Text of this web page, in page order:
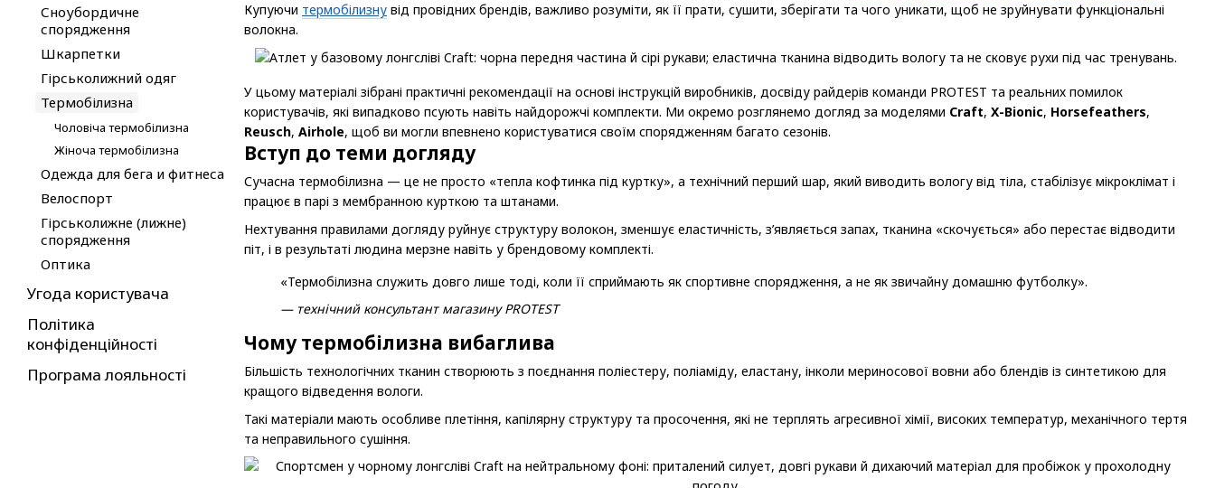
Купуючи термобілизну від провідних брендів, важливо розуміти, як її прати, сушити, зберігати та чого уникати, щоб не зруйнувати функціональні
волокна.
У цьому матеріалі зібрані практичні рекомендації на основі інструкцій виробників, досвіду райдерів команди PROTEST та реальних помилок
користувачів, які випадково псують навіть найдорожчі комплекти. Ми окремо розглянемо догляд за моделями Craft, X-Bionic, Horsefeathers,
Reusch, Airhole, щоб ви могли впевнено користуватися своїм спорядженням багато сезонів.
Вступ до теми догляду
Сучасна термобілизна — це не просто «тепла кофтинка під куртку», а технічний перший шар, який виводить вологу від тіла, стабілізує мікроклімат і
працює в парі з мембранною курткою та штанами.
Нехтування правилами догляду руйнує структуру волокон, зменшує еластичність, з’являється запах, тканина «скочується» або перестає відводити
піт, і в результаті людина мерзне навіть у брендовому комплекті.
«Термобілизна служить довго лише тоді, коли її сприймають як спортивне спорядження, а не як звичайну домашню футболку».
— технічний консультант магазину PROTEST
Чому термобілизна вибаглива
Більшість технологічних тканин створюють з поєднання поліестеру, поліаміду, еластану, інколи мериносової вовни або блендів із синтетикою для
кращого відведення вологи.
Такі матеріали мають особливе плетіння, капілярну структуру та просочення, які не терплять агресивної хімії, високих температур, механічного тертя
та неправильного сушіння.
Сноубордичне
спорядження
Шкарпетки
Гірськолижний одяг
Термобілизна
Чоловіча термобілизна
Жіноча термобілизна
Одежда для бега и фитнеса
Велоспорт
Гірськолижне (лижне)
спорядження
Оптика
Угода користувача
Політика
конфіденційності
Програма лояльності